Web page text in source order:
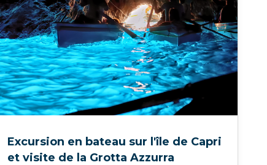
Excursion en bateau sur l'île de Capri
et visite de la Grotta Azzurra